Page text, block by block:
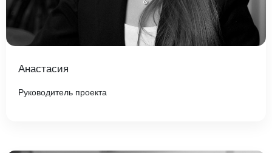
Анастасия
Руководитель проекта